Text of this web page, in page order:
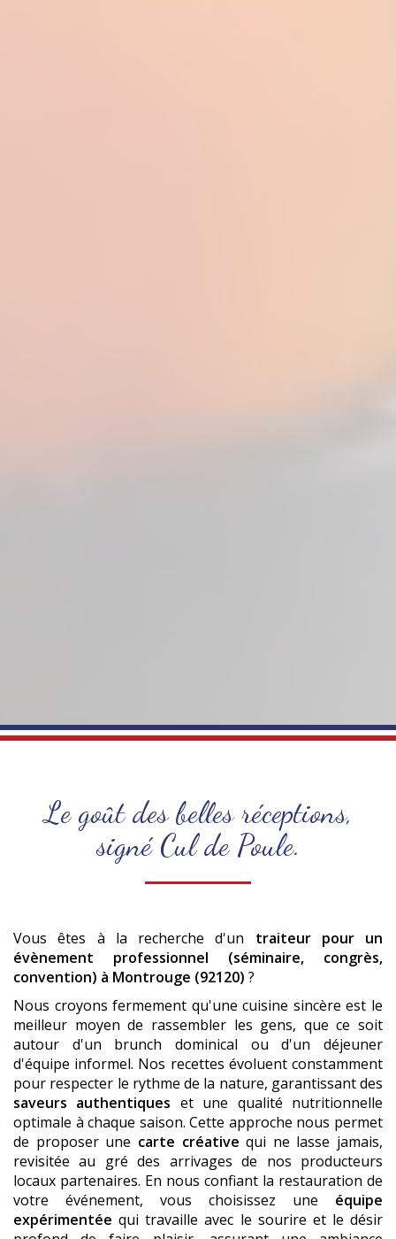
Le goût des belles réceptions,
signé Cul de Poule.
Vous êtes à la recherche d'un traiteur pour un
évènement professionnel (séminaire, congrès,
convention) à Montrouge (92120) ?
Nous croyons fermement qu'une cuisine sincère est le
meilleur moyen de rassembler les gens, que ce soit
autour d'un brunch dominical ou d'un déjeuner
d'équipe informel. Nos recettes évoluent constamment
pour respecter le rythme de la nature, garantissant des
saveurs authentiques et une qualité nutritionnelle
optimale à chaque saison. Cette approche nous permet
de proposer une carte créative qui ne lasse jamais,
revisitée au gré des arrivages de nos producteurs
locaux partenaires. En nous confiant la restauration de
votre événement, vous choisissez une équipe
expérimentée qui travaille avec le sourire et le désir